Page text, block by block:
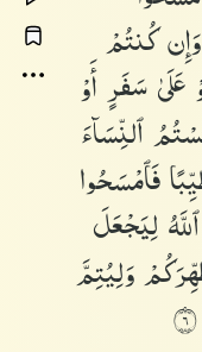
وَإِنكُنتُمْ
عَلَىٰسَفَرٍأَوْ
ٱلنِّسَآءَ
فَٱمْسَحُوا۟
ٱللَّهُلِيَجْعَلَ
وَلِيُتِمَّ
٦